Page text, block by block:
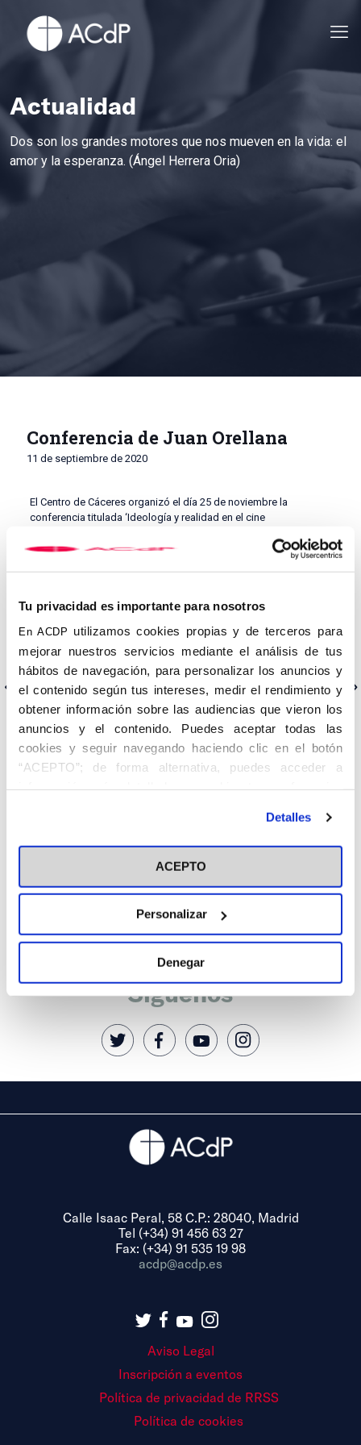
Tu privacidad es importante para nosotros
En ACDP utilizamos cookies propias y de terceros para
mejorar nuestros servicios mediante el análisis de tus
hábitos de navegación, para personalizar los anuncios y
el contenido según tus intereses, medir el rendimiento y
obtener información sobre las audiencias que vieron los
anuncios y el contenido. Puedes aceptar todas las
cookies y seguir navegando haciendo clic en el botón
“ACEPTO”; de forma alternativa, puedes acceder a
información más detallada y cambiar tus preferencias
en el botón "Personalizar". Para más información puedes
visitar nuestra Política de Cookies
Detalles
ACEPTO
Personalizar
Denegar
Actualidad
Dos son los grandes motores que nos mueven en la vida: el
amor y la esperanza. (Ángel Herrera Oria)
Conferencia de Juan Orellana
11 de septiembre de 2020
El Centro de Cáceres organizó el día 25 de noviembre la
conferencia titulada ‘Ideología y realidad en el cine
de Terán, profesor de Cine de la Universidad CEU San Pablo,
director del Departamento de Cine de la Conferencia Episcopal
Cáceres, con gran asistencia de público. El ponente fue
presentado por la secretaria local, María Victoria Rodríguez,
mientras que el encargado de introducir el acto fue el concejal
de Cultura de Cáceres, Jesús Bravo.
Anterior Siguiente
Categorías
Centros
Fiesta de la Resurrección
Temáticas
Síguenos
Calle Isaac Peral, 58 C.P.: 28040, Madrid
Tel (+34) 91 456 63 27
Fax: (+34) 91 535 19 98
acdp@acdp.es
Aviso Legal
Inscripción a eventos
Política de privacidad de RRSS
Política de cookies